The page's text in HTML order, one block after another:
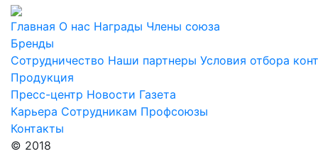
Главная О нас Награды Члены союза
Бренды
Сотрудничество Наши партнеры Условия отбора
Продукция
Пресс-центр Новости Газета
Карьера Сотрудникам Профсоюзы
Контакты
© 2018